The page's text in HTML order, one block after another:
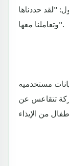
"لقد حددناها
وتعاملنا معها".
مستخدميه
تتقاعس عن